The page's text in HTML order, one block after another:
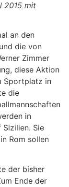
2015 mit
an den
die von
Zimmer
diese Aktion
Sportplatz in
die
in
Sizilien. Sie
Rom sollen
der bisher
Ende der